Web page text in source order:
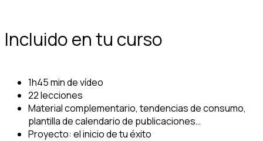
Incluido en tu curso
1h45 min de vídeo
22 lecciones
Material complementario, tendencias de consumo,
plantilla de calendario de publicaciones…
Proyecto: el inicio de tu éxito